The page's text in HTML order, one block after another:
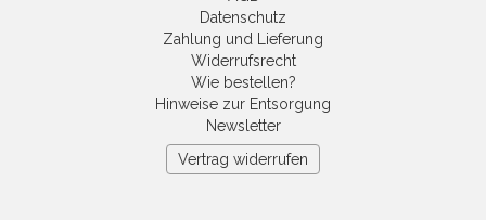
Datenschutz
Zahlung und Lieferung
Widerrufsrecht
Wie bestellen?
Hinweise zur Entsorgung
Newsletter
Vertrag widerrufen